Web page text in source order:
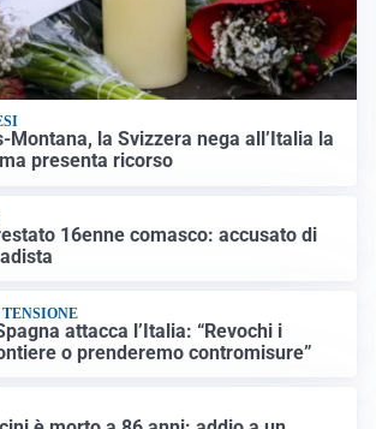
Montana, la Svizzera nega all’Italia la
presenta ricorso
16enne comasco: accusato di
attacca l’Italia: “Revochi i
o prenderemo contromisure”